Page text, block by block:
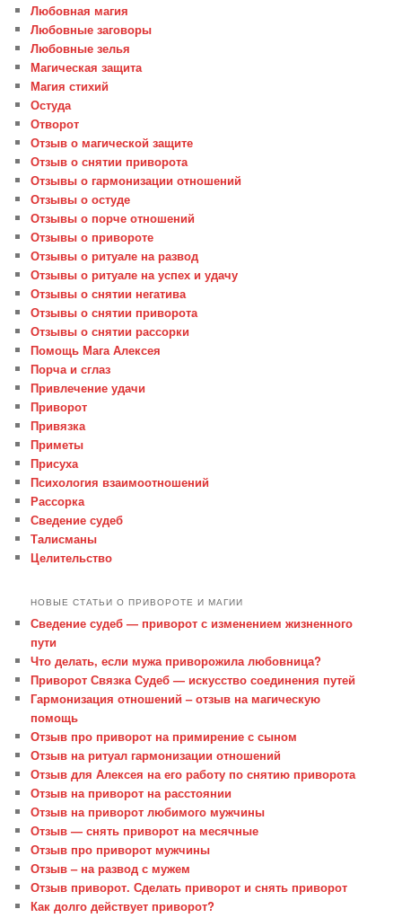
Любовная магия
Любовные заговоры
Любовные зелья
Магическая защита
Магия стихий
Остуда
Отворот
Отзыв о магической защите
Отзыв о снятии приворота
Отзывы о гармонизации отношений
Отзывы о остуде
Отзывы о порче отношений
Отзывы о привороте
Отзывы о ритуале на развод
Отзывы о ритуале на успех и удачу
Отзывы о снятии негатива
Отзывы о снятии приворота
Отзывы о снятии рассорки
Помощь Мага Алексея
Порча и сглаз
Привлечение удачи
Приворот
Привязка
Приметы
Присуха
Психология взаимоотношений
Рассорка
Сведение судеб
Талисманы
Целительство
НОВЫЕ СТАТЬИ О ПРИВОРОТЕ И МАГИИ
Сведение судеб — приворот с изменением жизненного
пути
Что делать, если мужа приворожила любовница?
Приворот Связка Судеб — искусство соединения путей
Гармонизация отношений – отзыв на магическую
помощь
Отзыв про приворот на примирение с сыном
Отзыв на ритуал гармонизации отношений
Отзыв для Алексея на его работу по снятию приворота
Отзыв на приворот на расстоянии
Отзыв на приворот любимого мужчины
Отзыв — снять приворот на месячные
Отзыв про приворот мужчины
Отзыв – на развод с мужем
Отзыв приворот. Сделать приворот и снять приворот
Как долго действует приворот?